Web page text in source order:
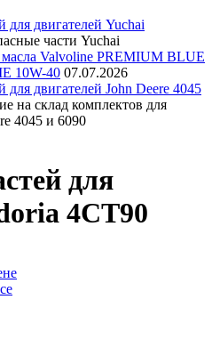
для двигателей Yuchai
части Yuchai
Valvoline PREMIUM BLUE
10W-40 07.07.2026
для двигателей John Deere 4045
на склад комплектов для
4045 и 6090
для
4CT90